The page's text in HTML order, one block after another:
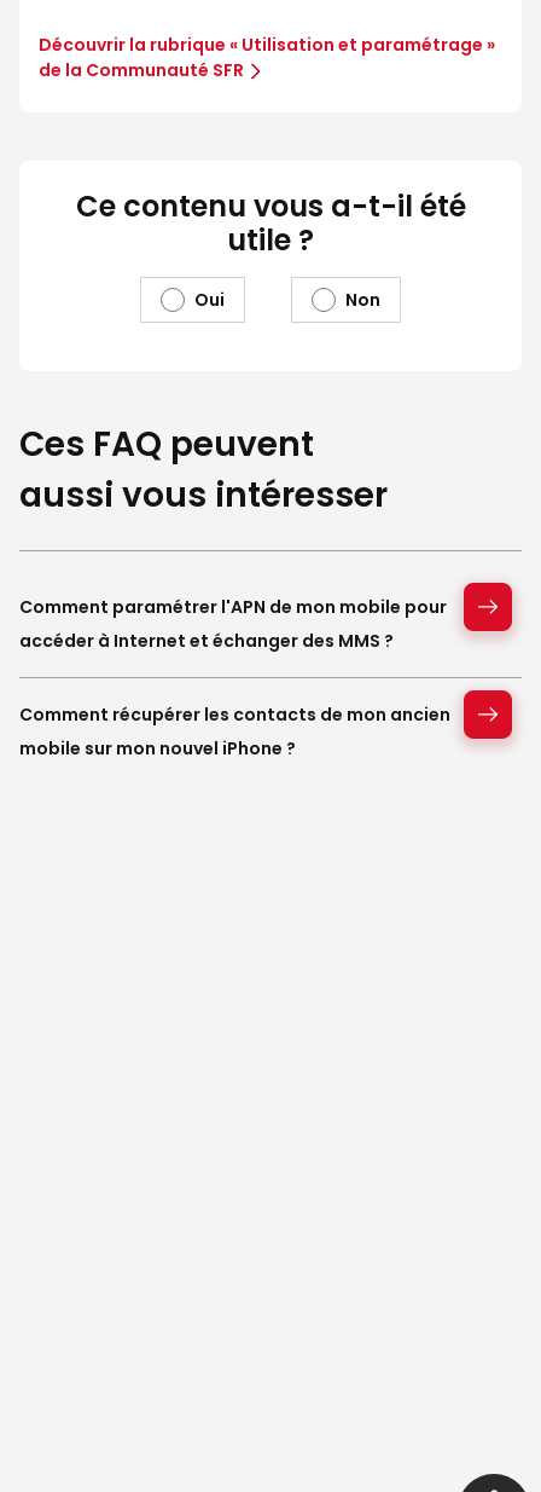
Découvrir la rubrique « Utilisation et paramétrage »
de la Communauté SFR
Ce contenu vous a-t-il été
utile ?
Oui Non
Ces FAQ peuvent
aussi vous intéresser
Comment paramétrer l'APN de mon mobile pour
accéder à Internet et échanger des MMS ?
Comment récupérer les contacts de mon ancien
mobile sur mon nouvel iPhone ?